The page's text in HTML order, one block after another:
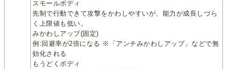
スモールボディ
先制で行動できて攻撃をかわしやすいが、能力が成長しづら
く上限値も低い。
みかわしアップ(固定)
例:回避率が2倍になる ※「アンチみかわしアップ」などで無
効化される
もうどくボディ